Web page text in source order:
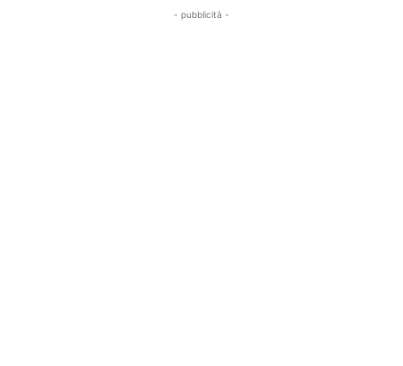
- pubblicità -